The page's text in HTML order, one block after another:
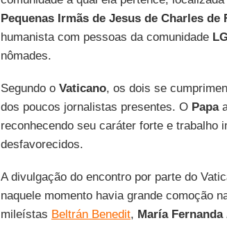
Pequenas Irmãs de Jesus de Charles de
humanista com pessoas da comunidade
nômades.
Segundo o Vaticano, os dois se
dos poucos jornalistas presentes. O Papa
reconhecendo seu caráter forte e trabalho
desfavorecidos.
A divulgação do encontro por parte do
naquele momento havia grande comoção
mileístas Beltrán Benedit, María Fernanda